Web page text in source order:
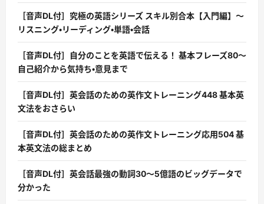
［音声DL付］究極の英語シリーズ スキル別合本【入門編】〜
リスニング・リーディング・単語・会話
［音声DL付］自分のことを英語で伝える！ 基本フレーズ80〜
自己紹介から気持ち・意見まで
［音声DL付］英会話のための英作文トレーニング448 基本英
文法をおさらい
［音声DL付］英会話のための英作文トレーニング応用504 基
本英文法の総まとめ
［音声DL付］英会話最強の動詞30〜5億語のビッグデータで
分かった